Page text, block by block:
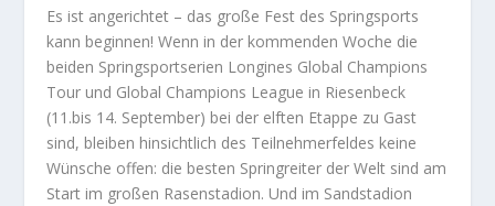
Es ist angerichtet – das große Fest des Springsports
kann beginnen! Wenn in der kommenden Woche die
beiden Springsportserien Longines Global Champions
Tour und Global Champions League in Riesenbeck
(11.bis 14. September) bei der elften Etappe zu Gast
sind, bleiben hinsichtlich des Teilnehmerfeldes keine
Wünsche offen: die besten Springreiter der Welt sind am
Start im großen Rasenstadion. Und im Sandstadion